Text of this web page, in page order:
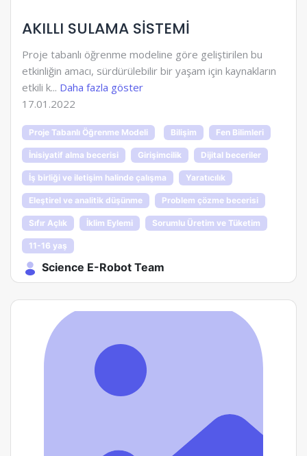
AKILLI SULAMA SİSTEMİ
Proje tabanlı öğrenme modeline göre geliştirilen bu
etkinliğin amacı, sürdürülebilir bir yaşam için kaynakların
etkili k... Daha fazla göster
17.01.2022
Proje Tabanlı Öğrenme Modeli Bilişim Fen Bilimleri
İnisiyatif alma becerisi Girişimcilik Dijital beceriler
İş birliği ve iletişim halinde çalışma Yaratıcılık
Eleştirel ve analitik düşünme Problem çözme becerisi
Sıfır Açlık İklim Eylemi Sorumlu Üretim ve Tüketim
11-16 yaş
Science E-Robot Team